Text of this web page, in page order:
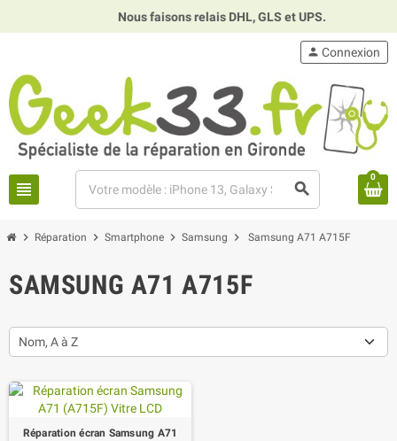
Nous faisons relais DHL, GLS et UPS.
view_headline search
person Connexion
0
chevron_right Réparation chevron_right Smartphone chevron_right Samsung chevron_right Samsung A71 A715F
SAMSUNG A71 A715F
Nom, A à Z
Réparation écran Samsung A71